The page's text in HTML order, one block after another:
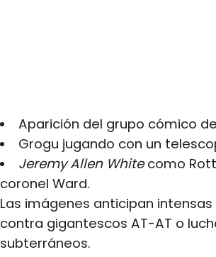
Aparición del grupo cómico
Grogu jugando con un
Jeremy Allen Whitecomo
coronel Ward.
Las imágenes anticipan
contra gigantescos AT-AT o
subterráneos.